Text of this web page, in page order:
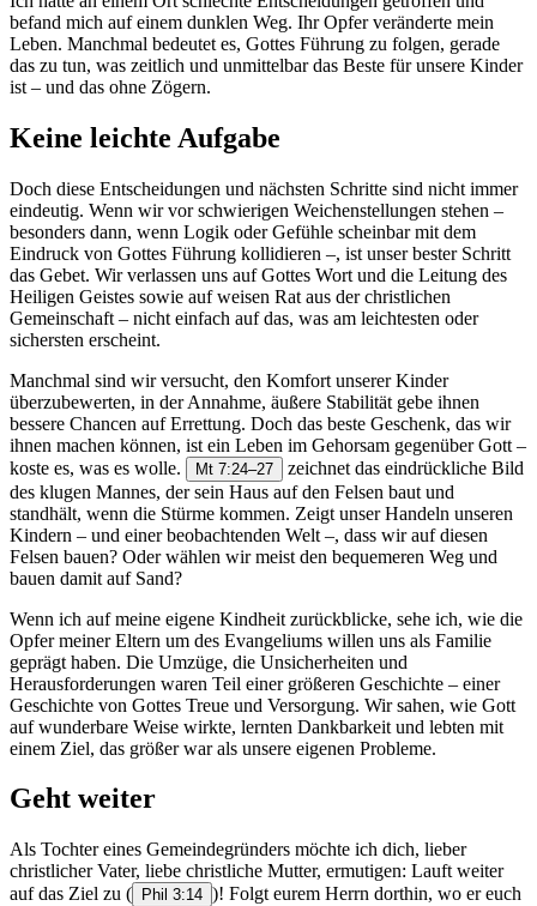
befand mich auf einem dunklen Weg. Ihr Opfer veränderte mein
Leben. Manchmal bedeutet es, Gottes Führung zu folgen, gerade
das zu tun, was zeitlich und unmittelbar das Beste für unsere Kinder
ist – und das ohne Zögern.
Keine leichte Aufgabe
Doch diese Entscheidungen und nächsten Schritte sind nicht immer
eindeutig. Wenn wir vor schwierigen Weichenstellungen stehen –
besonders dann, wenn Logik oder Gefühle scheinbar mit dem
Eindruck von Gottes Führung kollidieren –, ist unser bester Schritt
das Gebet. Wir verlassen uns auf Gottes Wort und die Leitung des
Heiligen Geistes sowie auf weisen Rat aus der christlichen
Gemeinschaft – nicht einfach auf das, was am leichtesten oder
sichersten erscheint.
Manchmal sind wir versucht, den Komfort unserer Kinder
überzubewerten, in der Annahme, äußere Stabilität gebe ihnen
bessere Chancen auf Errettung. Doch das beste Geschenk, das wir
ihnen machen können, ist ein Leben im Gehorsam gegenüber Gott –
koste es, was es wolle.
Mt 7:24–27
zeichnet das eindrückliche Bild
des klugen Mannes, der sein Haus auf den Felsen baut und
standhält, wenn die Stürme kommen. Zeigt unser Handeln unseren
Kindern – und einer beobachtenden Welt –, dass wir auf diesen
Felsen bauen? Oder wählen wir meist den bequemeren Weg und
bauen damit auf Sand?
Wenn ich auf meine eigene Kindheit zurückblicke, sehe ich, wie die
Opfer meiner Eltern um des Evangeliums willen uns als Familie
geprägt haben. Die Umzüge, die Unsicherheiten und
Herausforderungen waren Teil einer größeren Geschichte – einer
Geschichte von Gottes Treue und Versorgung. Wir sahen, wie Gott
auf wunderbare Weise wirkte, lernten Dankbarkeit und lebten mit
einem Ziel, das größer war als unsere eigenen Probleme.
Geht weiter
Als Tochter eines Gemeindegründers möchte ich dich, lieber
christlicher Vater, liebe christliche Mutter, ermutigen: Lauft weiter
auf das Ziel zu ( Phil 3:14 )! Folgt eurem Herrn dorthin, wo er euch